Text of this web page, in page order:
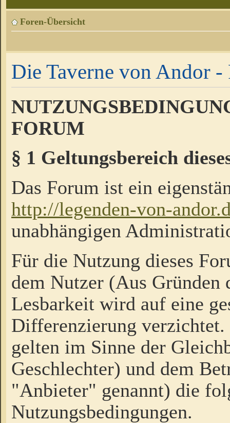
Foren-Übersicht
Die Taverne von Andor -
FORUM
§ 1 Geltungsbereich
Das Forum ist ein
http://legenden-von-
unabhängigen
Für die Nutzung dieses
dem Nutzer (Aus Gründen
Lesbarkeit wird auf eine
Differenzierung
gelten im Sinne der
Geschlechter) und dem
"Anbieter" genannt) die
Nutzungsbedingungen.